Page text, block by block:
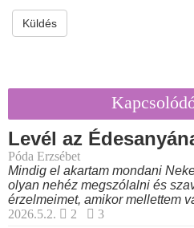
Küldés
Levél az
Póda Erzsébet
Mindig el akartam mondani
olyan nehéz megszólalni és
érzelmeimet, amikor mellettem
2026.5.2.
2 3